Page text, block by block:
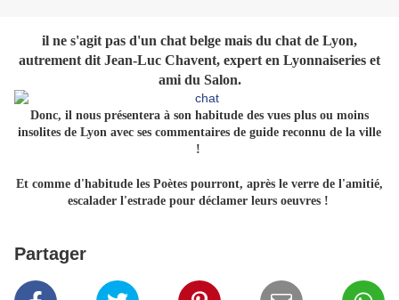
il ne s'agit pas d'un chat belge mais du chat de Lyon,
autrement dit Jean-Luc Chavent, expert en Lyonnaiseries et
ami du Salon.
Donc, il nous présentera à son habitude des vues plus ou moins
insolites de Lyon avec ses commentaires de guide reconnu de la ville
!
Et comme d'habitude les Poètes pourront, après le verre de l'amitié,
escalader l'estrade pour déclamer leurs oeuvres !
Partager